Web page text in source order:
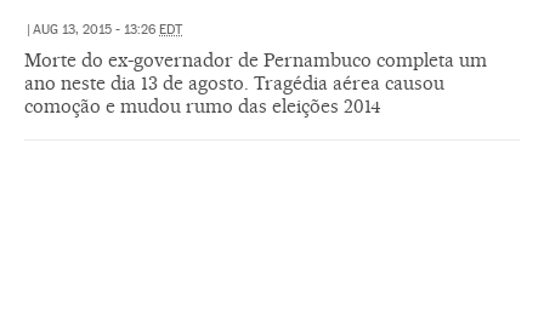
| AUG 13, 2015 - 13:26 EDT
Morte do ex-governador de Pernambuco completa um
ano neste dia 13 de agosto. Tragédia aérea causou
comoção e mudou rumo das eleições 2014